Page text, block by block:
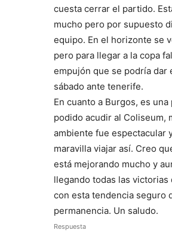
cuesta cerrar el partido.
mucho pero por supuesto
equipo. En el horizonte se
pero para llegar a la copa
empujón que se podría dar
sábado ante tenerife.
En cuanto a Burgos, es
podido acudir al Coliseum,
ambiente fue espectacular
maravilla viajar así. Creo
está mejorando mucho y
llegando todas las victorias
con esta tendencia seguro
permanencia. Un saludo.
Respuesta